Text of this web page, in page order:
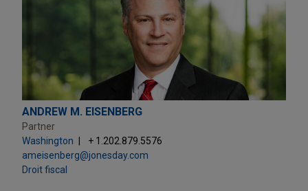
ANDREW M. EISENBERG
Partner
Washington
+ 1.202.879.5576
ameisenberg@jonesday.com
Droit fiscal